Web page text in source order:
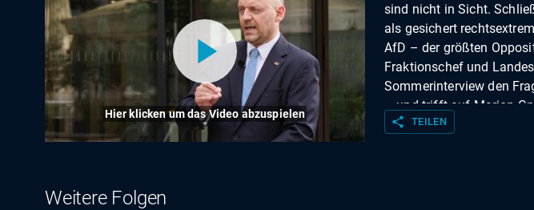
Hier klicken um das Video abzuspielen
sind nicht in Sicht.
als gesichert
AfD – der größten
Fraktionschef und
Sommerinterview den
– und trifft auf Marion
Fachkräfte aus dem
share TEILEN
Weitere Folgen